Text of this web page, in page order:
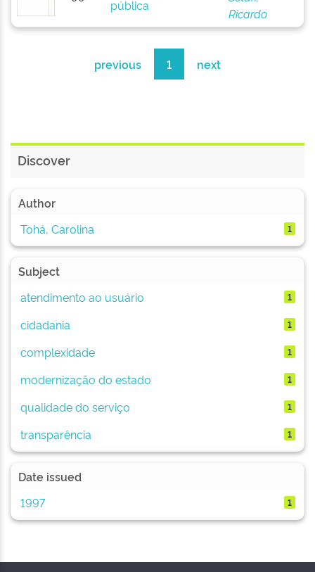
pública
Ricardo
previous 1 next
Discover
Author
Tohá, Carolina
1
Subject
atendimento ao usuário
1
cidadania 1
complexidade 1
modernização do estado 1
qualidade do serviço 1
transparência 1
Date issued
1997
1